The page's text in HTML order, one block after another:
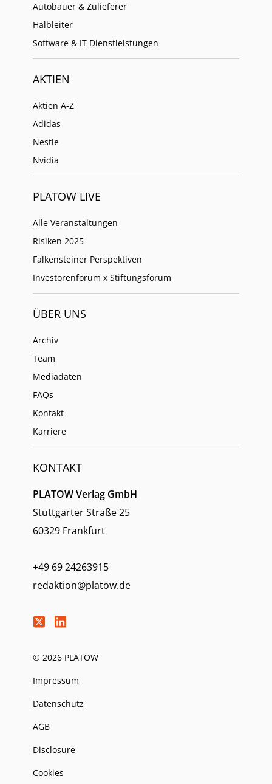
Autobauer & Zulieferer
Halbleiter
Software & IT Dienstleistungen
AKTIEN
Aktien A-Z
Adidas
Nestle
Nvidia
PLATOW LIVE
Alle Veranstaltungen
Risiken 2025
Falkensteiner Perspektiven
Investorenforum x Stiftungsforum
ÜBER UNS
Archiv
Team
Mediadaten
FAQs
Kontakt
Karriere
KONTAKT
PLATOW Verlag GmbH
Stuttgarter Straße 25
60329 Frankfurt
+49 69 24263915
redaktion@platow.de
© 2026 PLATOW
Impressum
Datenschutz
AGB
Disclosure
Cookies